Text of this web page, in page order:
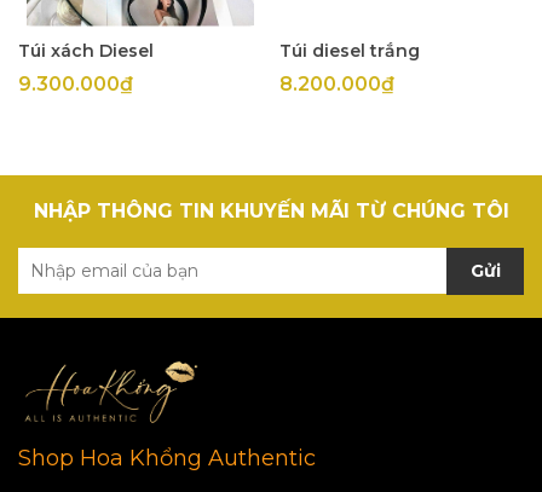
Túi xách Diesel
9.300.000₫
Túi diesel trắng
8.200.000₫
NHẬP THÔNG TIN KHUYẾN MÃI TỪ CHÚNG TÔI
Gửi
Shop Hoa Khổng Authentic